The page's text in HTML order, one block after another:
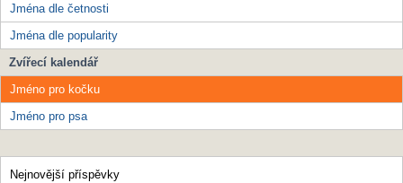
Jména dle četnosti
Jména dle popularity
Zvířecí kalendář
Jméno pro kočku
Jméno pro psa
Nejnovější příspěvky